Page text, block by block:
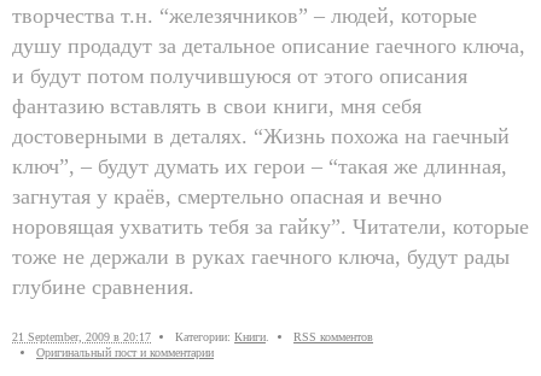
творчества т.н. “железячников” – людей, которые
душу продадут за детальное описание гаечного ключа,
и будут потом получившуюся от этого описания
фантазию вставлять в свои книги, мня себя
достоверными в деталях. “Жизнь похожа на гаечный
ключ”, – будут думать их герои – “такая же длинная,
загнутая у краёв, смертельно опасная и вечно
норовящая ухватить тебя за гайку”. Читатели, которые
тоже не держали в руках гаечного ключа, будут рады
глубине сравнения.
21 September, 2009 в 20:17 Категории: Книги.
RSS комментов
Оригинальный пост и комментарии